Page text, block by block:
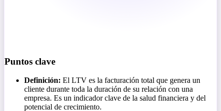
Puntos clave
Definición: El LTV es la facturación total que genera un
cliente durante toda la duración de su relación con una
empresa. Es un indicador clave de la salud financiera y del
potencial de crecimiento.